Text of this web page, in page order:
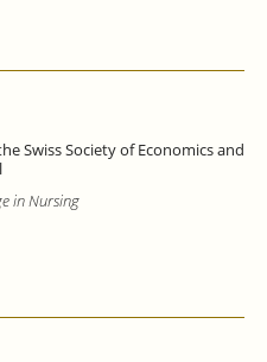
Swiss Society of Economics and
in Nursing